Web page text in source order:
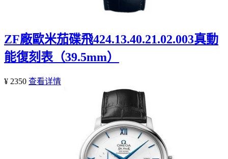
ZF廠歐米茄碟飛424.13.40.21.02.003真動
能復刻表（39.5mm）
¥ 2350 查看详情